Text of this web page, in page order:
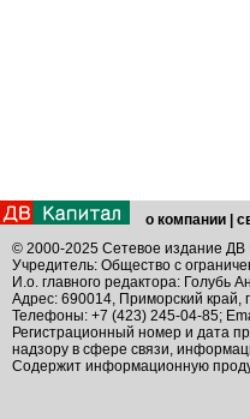
о компании
© 2000-2025 Сетевое издание ДВ
Учредитель: Общество с
И.о. главного редактора: Голубь
Адрес: 690014, Приморский край,
Телефоны: +7 (423) 245-04-85;
Регистрационный номер и дата
надзору в сфере связи,
Содержит информационную